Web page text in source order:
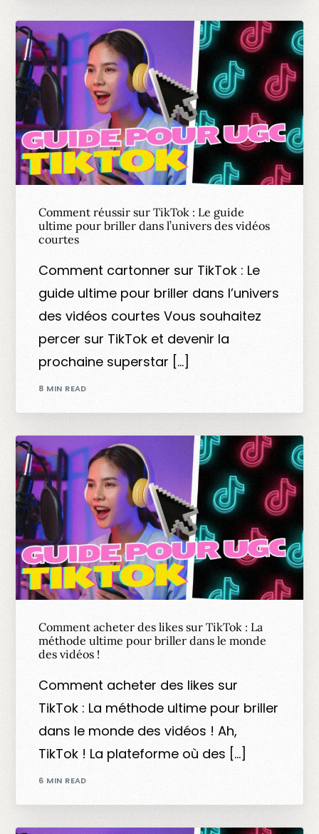
Comment réussir sur TikTok : Le guide
ultime pour briller dans l’univers des vidéos
courtes
Comment cartonner sur TikTok : Le
guide ultime pour briller dans l’univers
des vidéos courtes Vous souhaitez
percer sur TikTok et devenir la
prochaine superstar […]
8 MIN READ
Comment acheter des likes sur TikTok : La
méthode ultime pour briller dans le monde
des vidéos !
Comment acheter des likes sur
TikTok : La méthode ultime pour briller
dans le monde des vidéos ! Ah,
TikTok ! La plateforme où des […]
6 MIN READ